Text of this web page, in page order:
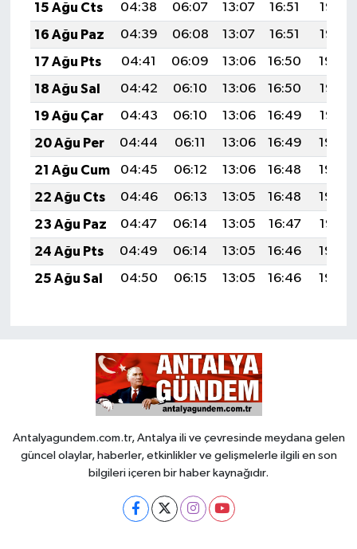
15 Ağu Cts
04:38 06:07 13:07 16:51
19:57
16 Ağu Paz
04:39 06:08 13:07 16:51
19:56
17 Ağu Pts
04:41 06:09 13:06 16:50
19:54
18 Ağu Sal
04:42 06:10 13:06 16:50
19:53
19 Ağu Çar
04:43 06:10 13:06 16:49
19:52
20 Ağu Per
04:44 06:11 13:06 16:49
19:50
21 Ağu Cum
04:45 06:12 13:06 16:48
19:49
22 Ağu Cts
04:46 06:13 13:05 16:48
19:48
23 Ağu Paz
04:47 06:14 13:05 16:47
19:47
24 Ağu Pts
04:49 06:14 13:05 16:46
19:45
25 Ağu Sal
04:50 06:15 13:05 16:46 19:44
Antalyagundem.com.tr, Antalya ili ve çevresinde meydana gelen
güncel olaylar, haberler, etkinlikler ve gelişmelerle ilgili en son
bilgileri içeren bir haber kaynağıdır.